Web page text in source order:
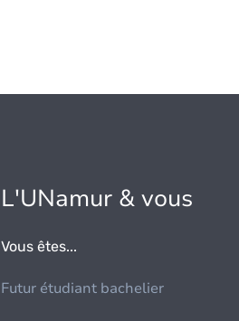
L'UNamur & vous
Vous êtes...
Futur étudiant bachelier